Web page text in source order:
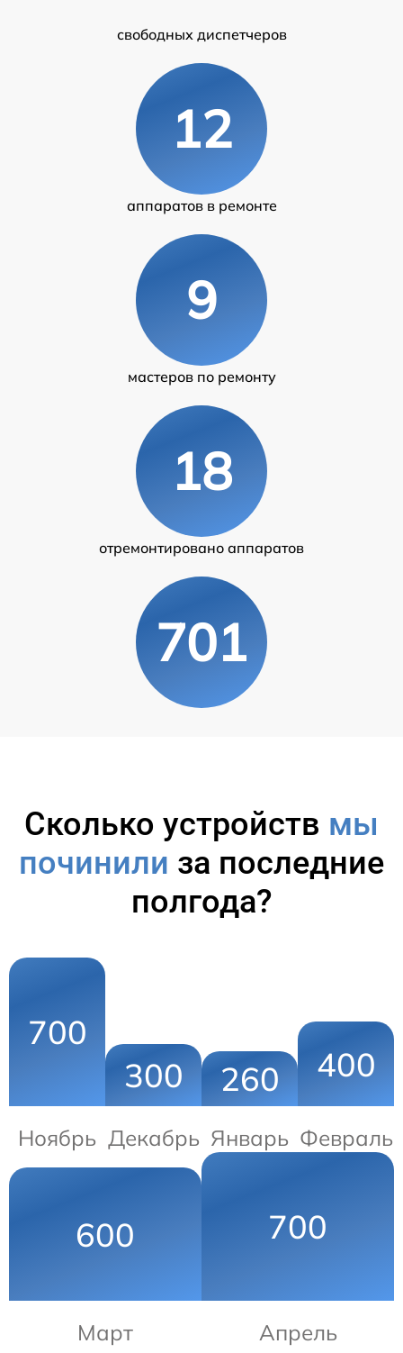
свободных диспетчеров
12
аппаратов в ремонте
9
мастеров по ремонту
18
отремонтировано аппаратов
701
Сколько устройств мы
починили за последние
полгода?
700
Ноябрь
300
Декабрь
260
Январь
400
Февраль
600
Март
700
Апрель